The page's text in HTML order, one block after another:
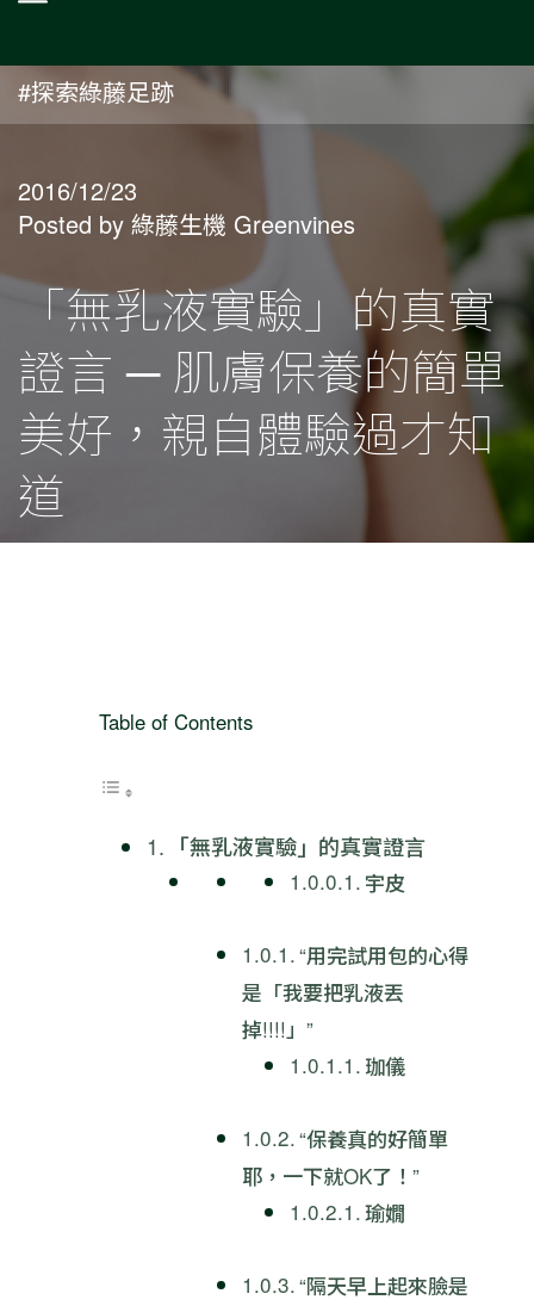
2016/12/23
Posted by 綠藤生機 Greenvines
#探索綠藤足跡
「無乳液實驗」的真實
證言 ─ 肌膚保養的簡單
美好，親自體驗過才知
道
Table of Contents
「無乳液實驗」的真實證言
宇皮
“用完試用包的心得
是「我要把乳液丟
掉!!!!」”
珈儀
“保養真的好簡單
耶，一下就OK了！”
瑜嫺
“隔天早上起來臉是